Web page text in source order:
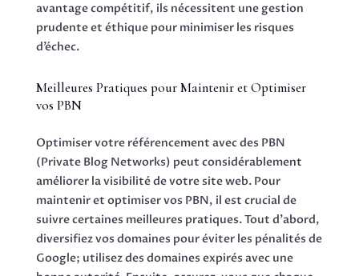
avantage compétitif, ils nécessitent une gestion
prudente et éthique pour minimiser les risques
d’échec.
Meilleures Pratiques pour Maintenir et Optimiser
vos PBN
Optimiser votre référencement avec des PBN
(Private Blog Networks) peut considérablement
améliorer la visibilité de votre site web. Pour
maintenir et optimiser vos PBN, il est crucial de
suivre certaines meilleures pratiques. Tout d’abord,
diversifiez vos domaines pour éviter les pénalités de
Google; utilisez des domaines expirés avec une